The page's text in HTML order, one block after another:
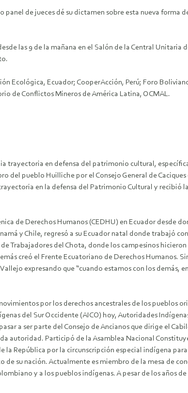
panel de jueces dé su dictamen sobre esta nueva
las 9 de la mañana en el Salón de la Central Unitaria
Ecológica, Ecuador; CooperAcción, Perú; Foro
de Conflictos Mineros de América Latina, OCMAL.
trayectoria en defensa del patrimonio cultural,
pueblo Huilliche por el Consejo General de
en la defensa del Patrimonio Cultural y recibió
de Derechos Humanos (CEDHU) en Ecuador desde
y Chile, regresó a su Ecuador natal donde trabajó
Trabajadores del Chota, donde los campesinos
creó el Frente Ecuatoriano de Derechos Humanos.
expresando que “cuando estamos con los demás,
por los derechos ancestrales de los pueblos
del Sur Occidente (AICO) hoy, Autoridades
a ser parte del Consejo de Ancianos que dirige el
autoridad. Participó de la Asamblea Nacional
República por la circunscripción especial indígena
su nación. Actualmente es miembro de la mesa de
y a los pueblos indígenas. A pesar de los años